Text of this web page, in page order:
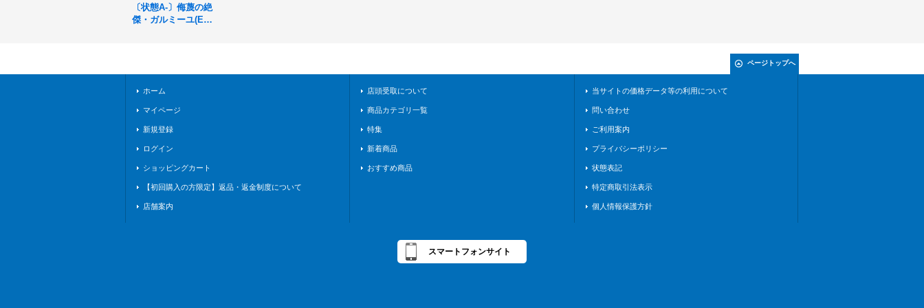
〔状態A-〕侮蔑の絶
傑・ガルミーユ(EV
ページトップへ
ホーム
マイページ
新規登録
ログイン
ショッピングカート
【初回購入の方限定】返品・返金制度について
店舗案内
店頭受取について
商品カテゴリ一覧
特集
新着商品
おすすめ商品
当サイトの価格データ等の利用について
問い合わせ
ご利用案内
プライバシーポリシー
状態表記
特定商取引法表示
個人情報保護方針
スマートフォンサイト